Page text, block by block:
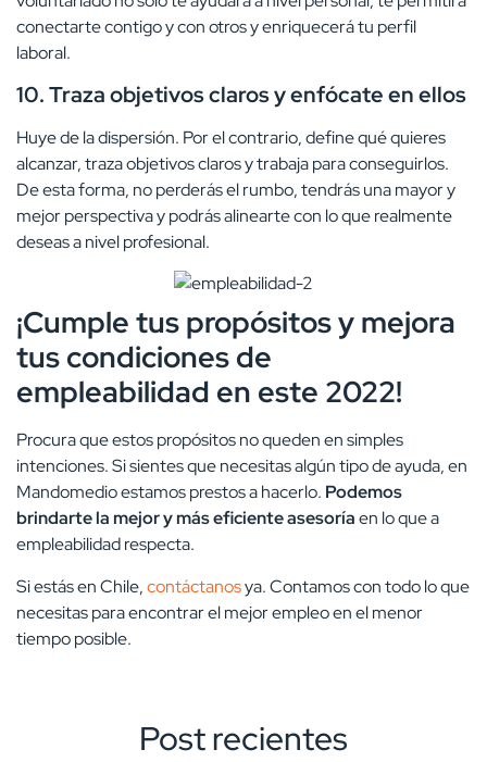
conectarte contigo y con otros y enriquecerá tu perfil
laboral.
10.Traza objetivos claros y enfócate en ellos
Huye de la dispersión. Por el contrario, define qué quieres
alcanzar, traza objetivos claros y trabaja para conseguirlos.
De esta forma, no perderás el rumbo, tendrás una mayor y
mejor perspectiva y podrás alinearte con lo que realmente
deseas a nivel profesional.
¡Cumple tus propósitos y mejora
tus condiciones de
empleabilidad en este 2022!
Procura que estos propósitos no queden en simples
intenciones. Si sientes que necesitas algún tipo de ayuda, en
Mandomedio estamos prestos a hacerlo. Podemos
brindarte la mejor y más eficiente asesoríaen lo que a
empleabilidad respecta.
Si estás en Chile,contáctanosya. Contamos con todo lo que
necesitas para encontrar el mejor empleo en el menor
tiempo posible.
Post recientes